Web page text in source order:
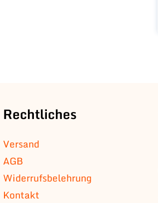
Rechtliches
Versand
AGB
Widerrufsbelehrung
Kontakt